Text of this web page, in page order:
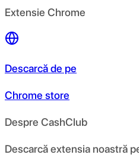
Extensie Chrome
Descarcă de pe
Chrome store
Despre CashClub
Descarcă extensia noastră